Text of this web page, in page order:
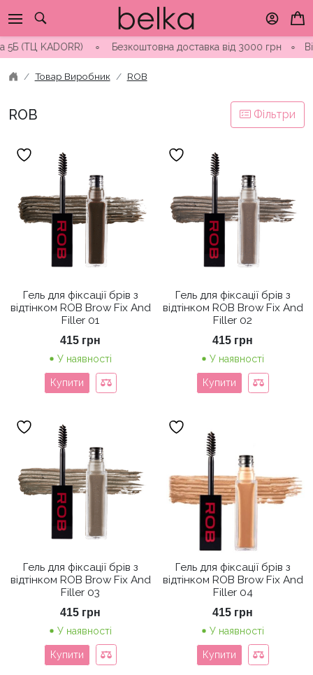
to
contentKADORR) ∘ Безкоштовна доставка від 3000 грн ∘
Товар Виробник ROB
ROB Фільтри
Гель для фіксації брів з
відтінком ROB Brow Fix And
Filler 01
415 грн
У наявності
Купити
Гель для фіксації брів з
відтінком ROB Brow Fix And
Filler 02
415 грн
У наявності
Купити
Гель для фіксації брів з
відтінком ROB Brow Fix And
Filler 03
415 грн
У наявності
Купити
Гель для фіксації брів з
відтінком ROB Brow Fix And
Filler 04
415 грн
У наявності
Купити